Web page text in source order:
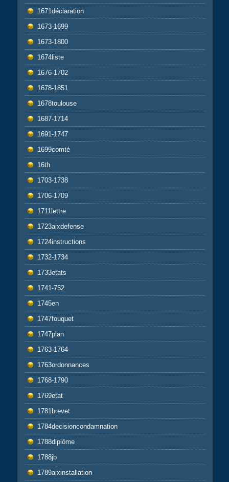
1671déclaration
1673-1699
1673-1800
1674liste
1676-1702
1678-1851
1678toulouse
1687-1714
1691-1747
1699comté
16th
1703-1738
1706-1709
1711lettre
1723aixdefense
1724instructions
1732-1734
1733etats
1741-752
1745en
1747fouquet
1747plan
1763-1764
1763ordonnances
1768-1790
1769etat
1781brevet
1784decisioncondamnation
1788diplôme
1788jb
1789aixinstallation